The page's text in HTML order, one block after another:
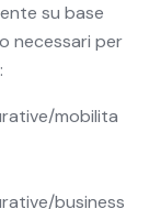
su base
necessari per
mobilita
business